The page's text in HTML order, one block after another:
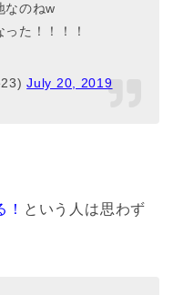
なのねw
た！！！！
July 20, 2019
という人は思わず